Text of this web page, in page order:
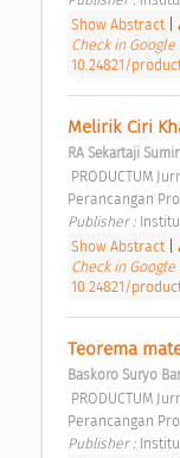
Show Abstract|
Check in
10.24821/
Melirik Ciri
RA Sekartaji
Perancangan
Publisher :
Show Abstract|
Check in
10.24821/
Teorema
Baskoro Suryo
Perancangan
Publisher :